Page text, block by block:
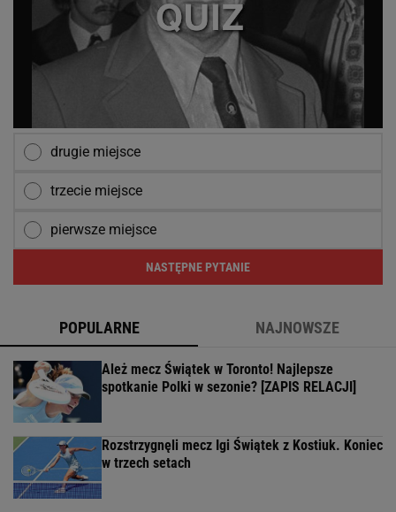
drugie miejsce
trzecie miejsce
pierwsze miejsce
NASTĘPNE PYTANIE
POPULARNE NAJNOWSZE
Ależ mecz Świątek w Toronto! Najlepsze
spotkanie Polki w sezonie? [ZAPIS RELACJI]
Rozstrzygnęli mecz Igi Świątek z Kostiuk. Koniec
w trzech setach